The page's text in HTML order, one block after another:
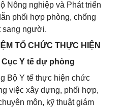
Nông nghiệp và Phát triển
phối hợp phòng, chống
sang người.
TỔ CHỨC THỰC HIỆN
Y tế dự phòng
Bộ Y tế thực hiện chức
việc xây dựng, phối hợp,
môn, kỹ thuật giám